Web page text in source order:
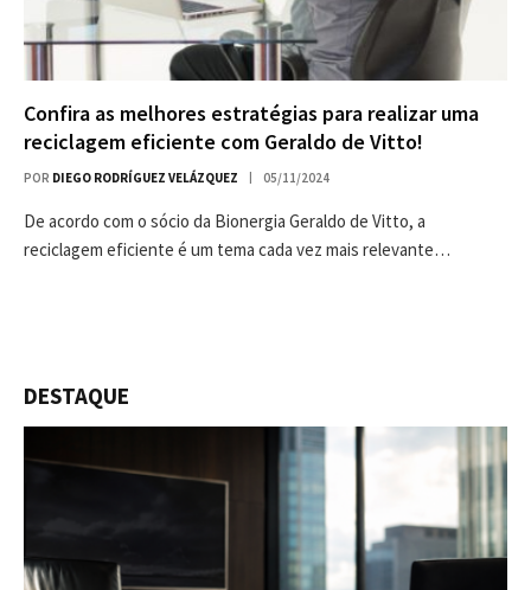
Confira as melhores estratégias para realizar uma
reciclagem eficiente com Geraldo de Vitto!
POR DIEGO RODRÍGUEZ VELÁZQUEZ 05/11/2024
De acordo com o sócio da Bionergia Geraldo de Vitto, a
reciclagem eficiente é um tema cada vez mais relevante…
DESTAQUE